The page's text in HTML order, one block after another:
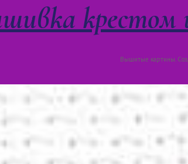
крестом
Вышитые картины.